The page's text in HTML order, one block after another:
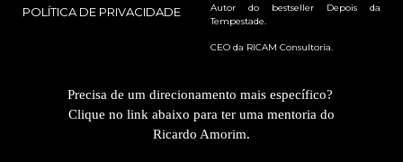
POLÍTICA DE PRIVACIDADE
Autor do bestseller Depois da
Tempestade.
CEO da RICAM Consultoria.
Precisa de um direcionamento mais específico?
Clique no link abaixo para ter uma mentoria do
Ricardo Amorim.